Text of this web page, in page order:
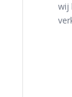
wij